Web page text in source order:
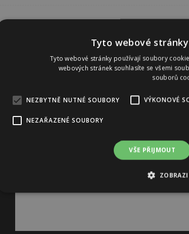
Tyto webové
Tyto webové stránky používají soubory
webových stránek souhlasíte se všemi
souborů
NEZBYTNĚ NUTNÉ SOUBORY VÝKONOVÉ
NEZAŘAZENÉ SOUBORY
VŠE PŘIJMOUT